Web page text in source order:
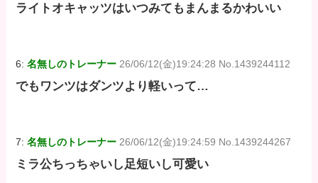
ライトオキャッツはいつみてもまんまるかわいい
6:名無しのトレーナー 26/06/12(金)19:24:28 No.1439244112
でもワンツはダンツより軽いって…
7:名無しのトレーナー 26/06/12(金)19:24:59 No.1439244267
ミラ公ちっちゃいし足短いし可愛い